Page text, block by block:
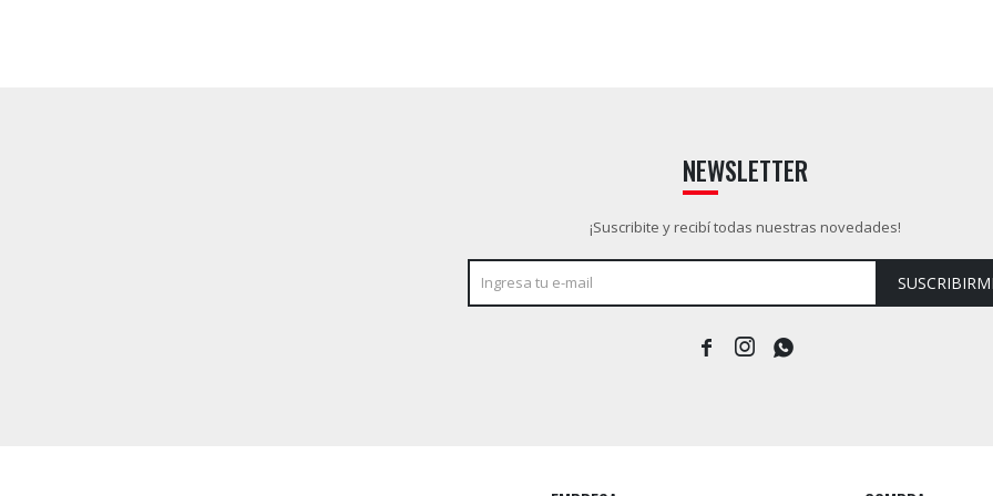
NEWSLETTER
¡Suscribite y recibí todas nuestras novedades!
  